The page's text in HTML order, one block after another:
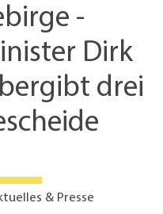
-
Dirk
drei
& Presse